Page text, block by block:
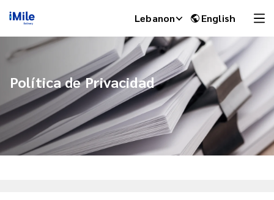
Lebanon English
Política de Privacidad